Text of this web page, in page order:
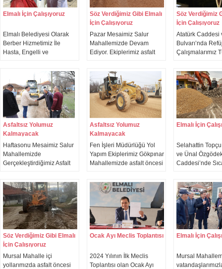
Elmalı İçin Çalışıyoruz
Elmalı Belediyesi Olarak
Berber Hizmetimiz İle
Hasta, Engelli ve
Sosyal Belediyecilik
anlayışımızla belediye
ekibimiz hasta, engelli ve
ihtiyaç sahibi
vatandaşlarımızın evlerine
giderek kişisel bakımlarını
gerçekleştirmeye devam
ediyor.
Söz Verdiğimiz Gibi Elmalı
İçin Çalışıyoruz
Pazar Mesaimiz Salur
Mahallemizde Devam
Ediyor. Ekiplerimiz asfalt
çalışmalarımızı hız
kesmeden mesai
gözetmeksizin sürdürüyor.
Söz Verdiğimiz
İçin Çalışıyoruz
Atatürk Caddesi
Bulvarı’nda
Çalışmalarımız
Asfaltsız Yolumuz
Kalmayacak
Haftasonu Mesaimiz Salur
Mahallemizde
Gerçekleştirdiğimiz Asfalt
Ediyor !
Asfaltsız Yolumuz
Kalmayacak
Fen İşleri Müdürlüğü Yol
Yapım Ekiplerimiz Gökpınar
Mahallemizde asfalt öncesi
devam ediyor.
Elmalı İçin
Selahattin
ve Ünal
Caddesi’nde
Çalışmalarımız
Devam Ediyor !
modern yollarla
buluşturmak
saati
ekiplerimiz,
Caddesi'nde
sürdürüyor.
Söz Verdiğimiz Gibi Elmalı
İçin Çalışıyoruz
Mursal Mahalle içi
yollarımızda asfalt öncesi
Ocak Ayı Meclis Toplantısı
2024 Yılının İlk Meclis
Toplantısı olan Ocak Ayı
Elmalı İçin
Mursal